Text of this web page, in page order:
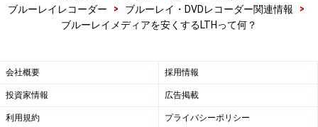
ブルーレイレコーダー
> ブルーレイ・DVDレコーダー関連情報
>
ブルーレイメディアを安くするLTHって何？
会社概要 採用情報
投資家情報 広告掲載
利用規約 プライバシーポリシー